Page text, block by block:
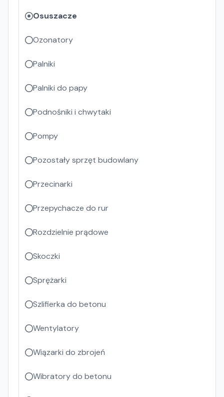
Osuszacze
Ozonatory
Palniki
Palniki do papy
Podnośniki i chwytaki
Pompy
Pozostały sprzęt budowlany
Przecinarki
Przepychacze do rur
Rozdzielnie prądowe
Skoczki
Sprężarki
Szlifierka do betonu
Wentylatory
Wiązarki do zbrojeń
Wibratory do betonu